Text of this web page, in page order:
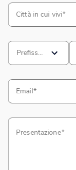
Città in cui vivi
Prefisso
Email
Presentazione